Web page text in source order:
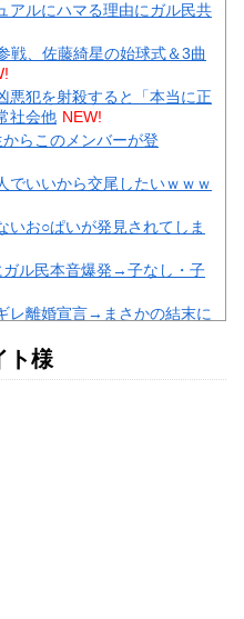
アルにハマる理由にガル民共
戦、佐藤綺星の始球式＆3曲
悪犯を射殺すると「本当に正
社会他 NEW!
らこのメンバーが登
でいいから交尾したいｗｗｗ
いお○ぱいが発見されてしま
ガル民本音爆発→子なし・子
レ離婚宣言→まさかの結末に
スタ店も割烹店もピンチ→ガ
婦のすれ違い｜ガル民のリ
ト様